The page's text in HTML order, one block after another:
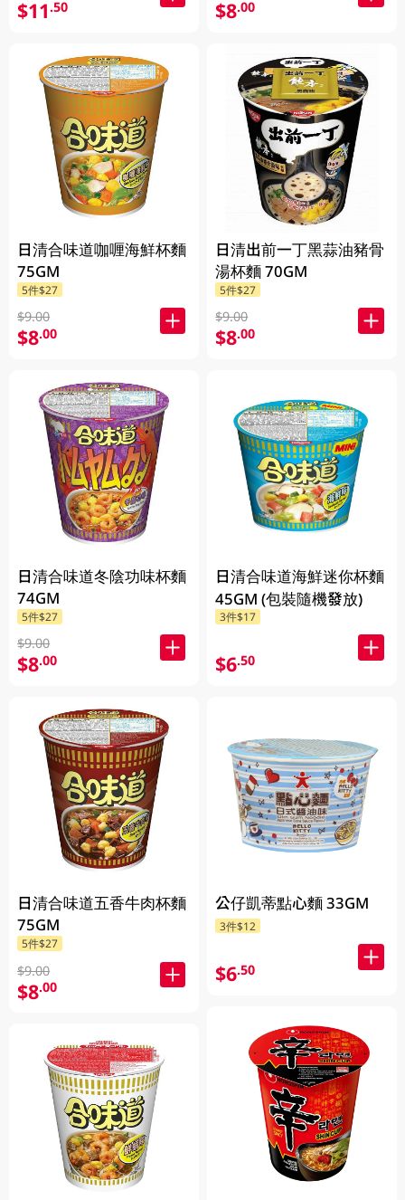
$11.50
日清合味道咖喱海鮮杯麵
75GM
5件$27
$9.00
$8.00
日清合味道冬陰功味杯麵
74GM
5件$27
$9.00
$8.00
日清合味道五香牛肉杯麵
75GM
5件$27
$9.00
$8.00
$8.00
日清出前一丁黑蒜油豬骨
湯杯麵 70GM
5件$27
$9.00
$8.00
日清合味道海鮮迷你杯麵
45GM (包裝隨機發放)
3件$17
$6.50
公仔凱蒂點心麵 33GM
3件$12
$6.50